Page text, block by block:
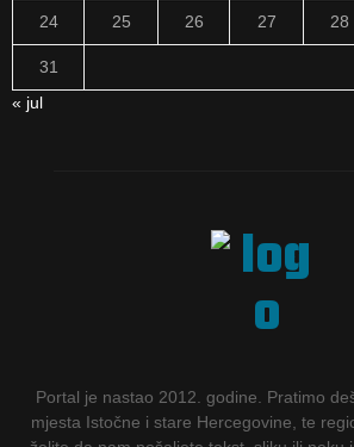
24 25 26 27 28
31
« jul
Portal je nastao 2012. godine. Pratimo
mjesta Istočne i stare Hercegovine, te